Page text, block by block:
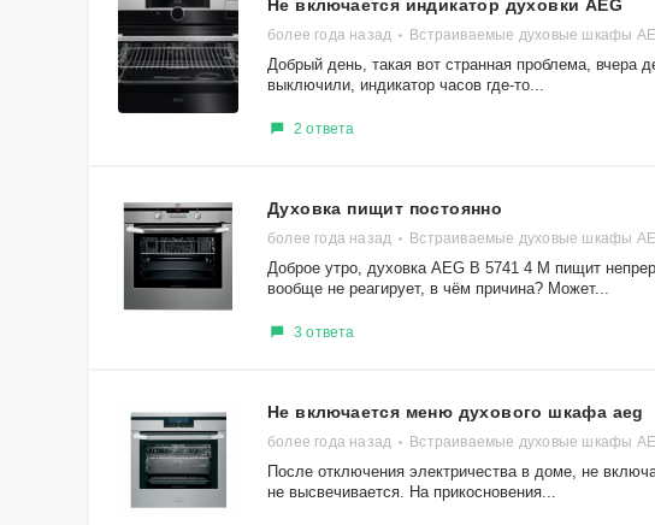
Не включается индикатор духовки AEG
более года назад Встраиваемые духовые шкафы
Добрый день, такая вот странная проблема, вчера
выключили, индикатор часов где-то...
2 ответа
Духовка пищит постоянно
более года назад Встраиваемые духовые шкафы
Доброе утро, духовка AEG B 5741 4 M пищит
вообще не реагирует, в чём причина? Может...
3 ответа
Не включается меню духового шкафа aeg
более года назад Встраиваемые духовые шкафы
После отключения электричества в доме, не
не высвечивается. На прикосновения...